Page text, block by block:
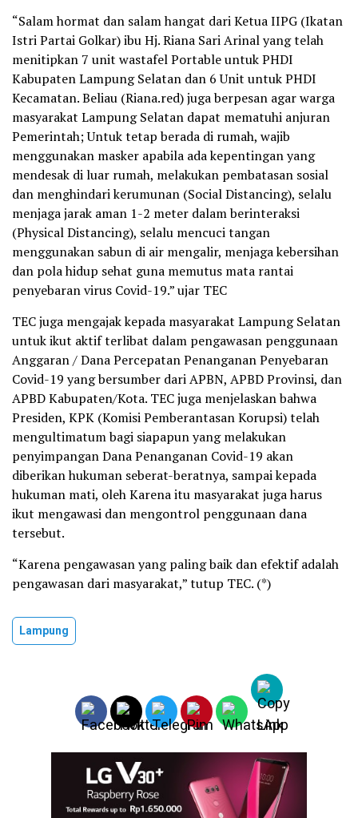
“Salam hormat dan salam hangat dari Ketua IIPG (Ikatan
Istri Partai Golkar) ibu Hj. Riana Sari Arinal yang telah
menitipkan 7 unit wastafel Portable untuk PHDI
Kabupaten Lampung Selatan dan 6 Unit untuk PHDI
Kecamatan. Beliau (Riana.red) juga berpesan agar warga
masyarakat Lampung Selatan dapat mematuhi anjuran
Pemerintah; Untuk tetap berada di rumah, wajib
menggunakan masker apabila ada kepentingan yang
mendesak di luar rumah, melakukan pembatasan sosial
dan menghindari kerumunan (Social Distancing), selalu
menjaga jarak aman 1-2 meter dalam berinteraksi
(Physical Distancing), selalu mencuci tangan
menggunakan sabun di air mengalir, menjaga kebersihan
dan pola hidup sehat guna memutus mata rantai
penyebaran virus Covid-19.” ujar TEC
TEC juga mengajak kepada masyarakat Lampung Selatan
untuk ikut aktif terlibat dalam pengawasan penggunaan
Anggaran / Dana Percepatan Penanganan Penyebaran
Covid-19 yang bersumber dari APBN, APBD Provinsi, dan
APBD Kabupaten/Kota. TEC juga menjelaskan bahwa
Presiden, KPK (Komisi Pemberantasan Korupsi) telah
mengultimatum bagi siapapun yang melakukan
penyimpangan Dana Penanganan Covid-19 akan
diberikan hukuman seberat-beratnya, sampai kepada
hukuman mati, oleh Karena itu masyarakat juga harus
ikut mengawasi dan mengontrol penggunaan dana
tersebut.
“Karena pengawasan yang paling baik dan efektif adalah
pengawasan dari masyarakat,” tutup TEC. (*)
Lampung